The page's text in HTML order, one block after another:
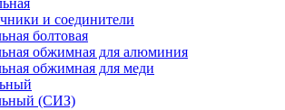
и соединители
болтовая
обжимная для алюминия
обжимная для меди
(СИЗ)